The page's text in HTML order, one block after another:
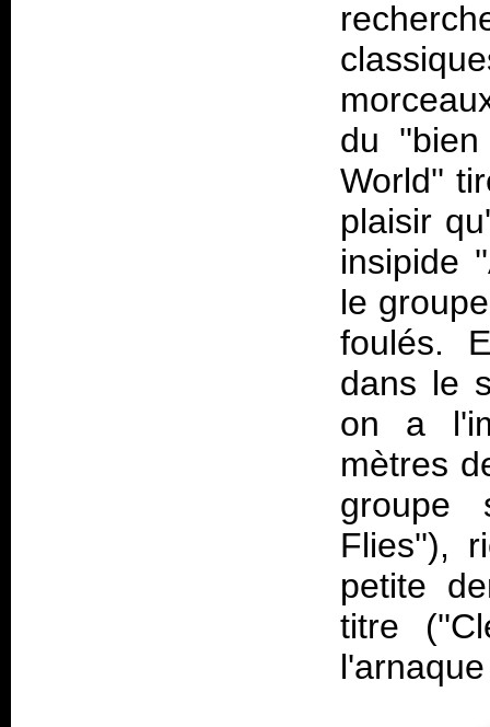
du
World''
plaisir
insipide
le
foulés.
dans le
on a
mètres
groupe
Flies''),
petite
titre